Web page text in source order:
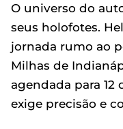
O universo do
seus holofotes.
jornada rumo ao
Milhas de
agendada para 12
exige precisão e